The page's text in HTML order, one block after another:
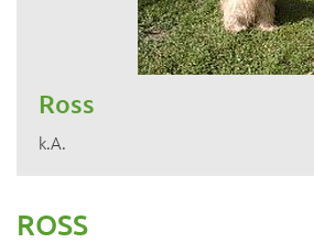
Ross
k.A.
ROSS